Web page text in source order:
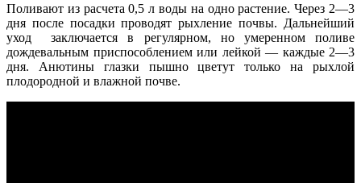
Поливают из расчета 0,5 л воды на одно растение. Через 2—3
дня после посадки проводят рыхление почвы. Дальнейший
уход заключается в регулярном, но умеренном поливе
дождевальным приспособлением или лейкой — каждые 2—3
дня. Анютины глазки пышно цветут только на рыхлой
плодородной и влажной почве.